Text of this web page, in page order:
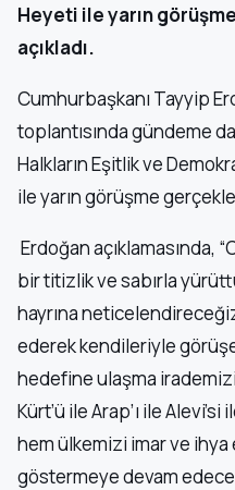
Heyeti ile yarın
açıkladı.
Cumhurbaşkanı Tayyip
toplantısında gündeme
Halkların Eşitlik ve
ile yarın görüşme
Erdoğan açıklamasında,
bir titizlik ve sabırla
hayrına
ederek kendileriyle
hedefine ulaşma
Kürt’ü ile Arap’ı ile
hem ülkemizi imar ve
göstermeye devam